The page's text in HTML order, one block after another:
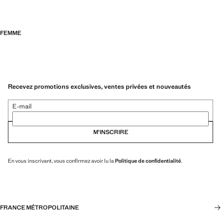
FEMME
Recevez promotions exclusives, ventes privées et nouveautés
E-mail
M’INSCRIRE
En vous inscrivant, vous confirmez avoir lu la Politique de confidentialité.
FRANCE MÉTROPOLITAINE